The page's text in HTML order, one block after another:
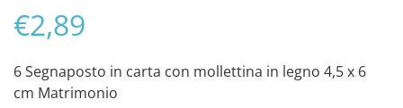
€2,89
6 Segnaposto in carta con mollettina in legno 4,5 x 6
cm Matrimonio